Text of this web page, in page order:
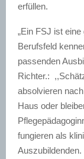
erfüllen.
„Ein FSJ ist
Berufsfeld
passenden
Richter.:
absolvieren
Haus oder
fungieren als